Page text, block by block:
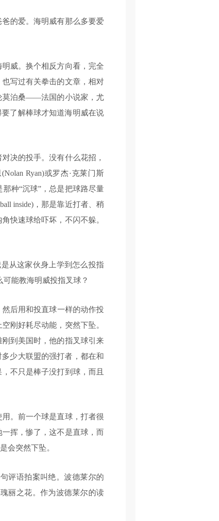
的爱。海明威有那么多要爱
威。换个相反方向看，完全
写过有关拳击的文章，相对
莫泊桑——法国的小说家，尤
了解棒球才知道海明威在说
决的投手。没有什么花招，
Ryan)或罗杰·克莱门斯
那种“沉球”，总是把球路尽量
inside)，那是靠近打者、稍
快速球给吓坏，不闪不躲。
从这家伙身上学到怎么投指
能教海明威投指叉球？
后用和投直球一样的动作投
刚好耗尽动能，突然下坠。
到美国时，他的指叉球引来
少大联盟的强打者，都在和
不只是棒子没打到球，而且
。前一个球是直球，打者很
挥，惨了，这不是直球，而
会突然下坠。
评语拍案叫绝。波德莱尔的
丽之花。作为波德莱尔的读